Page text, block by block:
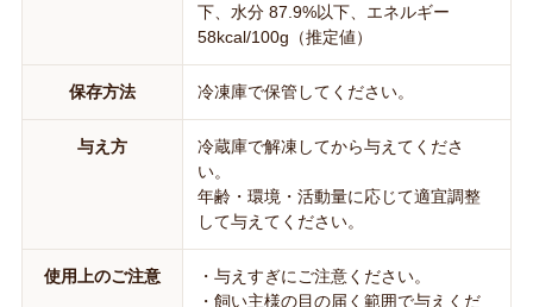
下、水分 87.9%以下、エネルギー
58kcal/100g（推定値）
保存方法 冷凍庫で保管してください。
与え方
冷蔵庫で解凍してから与えてくださ
い。
年齢・環境・活動量に応じて適宜調整
して与えてください。
使用上のご注意
・与えすぎにご注意ください。
・飼い主様の目の届く範囲で与えくだ